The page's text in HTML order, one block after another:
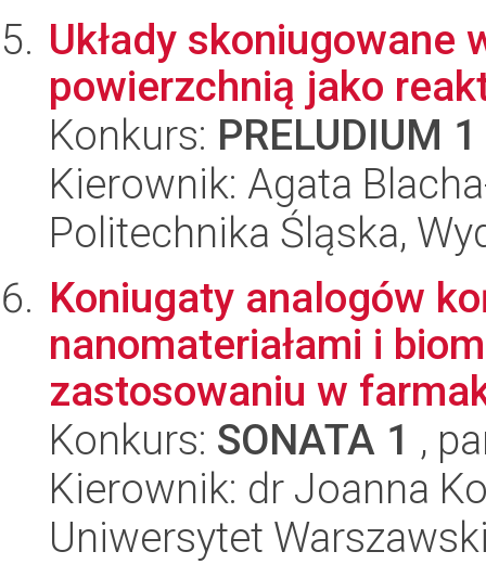
Układy skoniugowane
powierzchnią jako
Konkurs: PRELUDIUM 1
Kierownik: Agata
Politechnika Śląska,
Koniugaty analogów
nanomateriałami i
zastosowaniu w
Konkurs: SONATA 1 ,
Kierownik: dr Joanna
Uniwersytet